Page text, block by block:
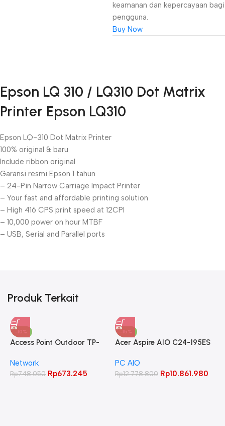
keamanan dan kepercayaan bagi
pengguna.
Buy Now
Black Friday
Blowout!
Epson LQ 310 / LQ310 Dot Matrix
Printer Epson LQ310
Epson LQ-310 Dot Matrix Printer
100% original & baru
Include ribbon original
Garansi resmi Epson 1 tahun
– 24-Pin Narrow Carriage Impact Printer
– Your fast and affordable printing solution
– High 416 CPS print speed at 12CPI
– 10,000 power on hour MTBF
– USB, Serial and Parallel ports
Produk Terkait
-10%
Access Point Outdoor TP-
CPE220
Network
Rp748.050 Rp673.245
-15%
Acer Aspire AIO C24-195ES
512GB 23.8″ FHD IPS
PC AIO
Rp12.778.800 Rp10.861.980